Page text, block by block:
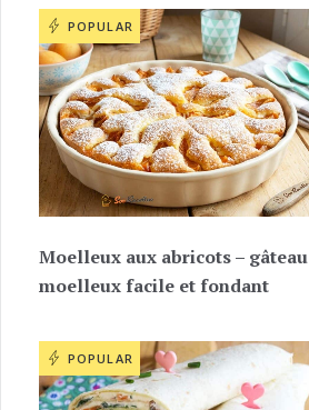
POPULAR
Moelleux aux abricots – gâteau
moelleux facile et fondant
POPULAR